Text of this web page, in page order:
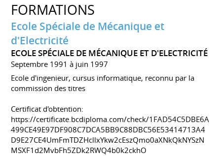
FORMATIONS
Ecole Spéciale de Mécanique et
d'Electricité
ECOLE SPÉCIALE DE MÉCANIQUE ET D'ELECTRICITÉ
Septembre 1991 à juin 1997
Ecole d'ingenieur, cursus informatique, reconnu par la
commission des titres
Certificat d'obtention:
https://certificate.bcdiploma.com/check/1FAD54C5DBE6A
499CE49E97DF908C7DCA5BB9C88DBC56E53414713A4
D9E27CE4UmFmTDZHcllxYkw2cEszQmo0aXNkQkNYSzN
MSXF1d2MvbFh5ZDk2RWQ4b0k2ckhO